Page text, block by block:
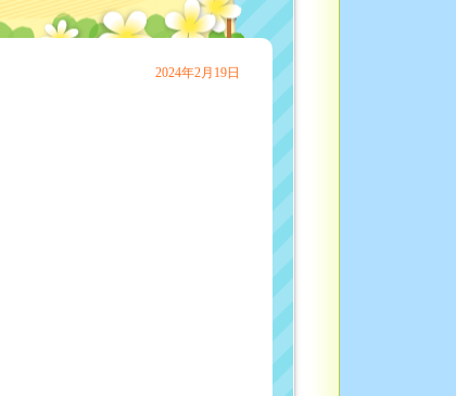
2024年2月19日